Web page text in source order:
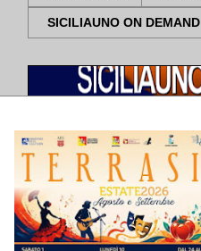
SICILIAUNO ON DEMAND